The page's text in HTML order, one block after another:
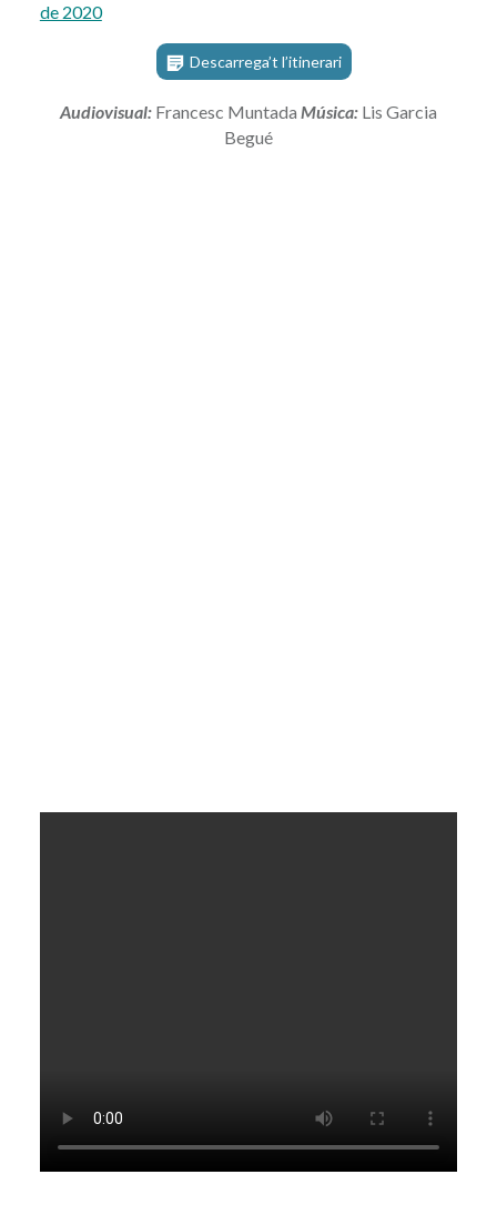
de 2020
Descarrega’t l’itinerari
Audiovisual: Francesc Muntada Música: Lis Garcia
Begué